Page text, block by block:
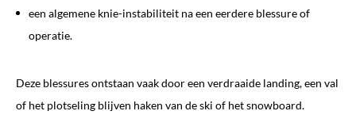
een algemene knie-instabiliteit na een eerdere blessure of
operatie.
Deze blessures ontstaan vaak door een verdraaide landing, een val
of het plotseling blijven haken van de ski of het snowboard.